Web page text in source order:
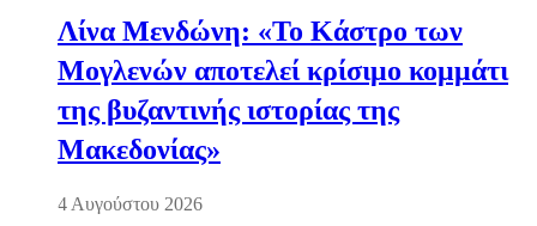
Λίνα Μενδώνη: «Το Κάστρο των
Μογλενών αποτελεί κρίσιμο κομμάτι
της βυζαντινής ιστορίας της
Μακεδονίας»
4 Αυγούστου 2026